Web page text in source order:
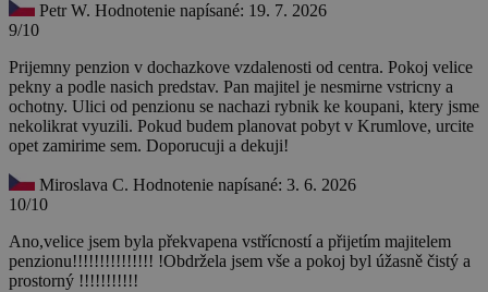
Petr W. Hodnotenie napísané: 19. 7. 2026
9/10
Prijemny penzion v dochazkove vzdalenosti od centra. Pokoj velice
pekny a podle nasich predstav. Pan majitel je nesmirne vstricny a
ochotny. Ulici od penzionu se nachazi rybnik ke koupani, ktery jsme
nekolikrat vyuzili. Pokud budem planovat pobyt v Krumlove, urcite
opet zamirime sem. Doporucuji a dekuji!
Miroslava C. Hodnotenie napísané: 3. 6. 2026
10/10
Ano,velice jsem byla překvapena vstřícností a přijetím majitelem
penzionu!!!!!!!!!!!!!!! !Obdržela jsem vše a pokoj byl úžasně čistý a
prostorný !!!!!!!!!!!